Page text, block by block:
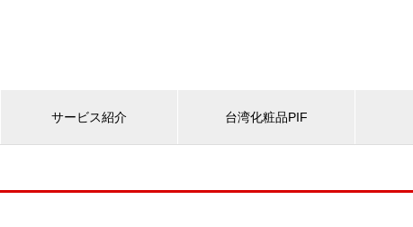
サービス紹介 台湾化粧品PIF